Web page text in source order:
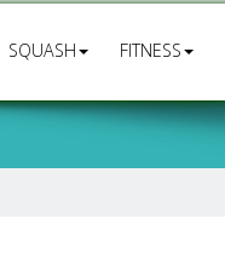
SQUASH FITNESS